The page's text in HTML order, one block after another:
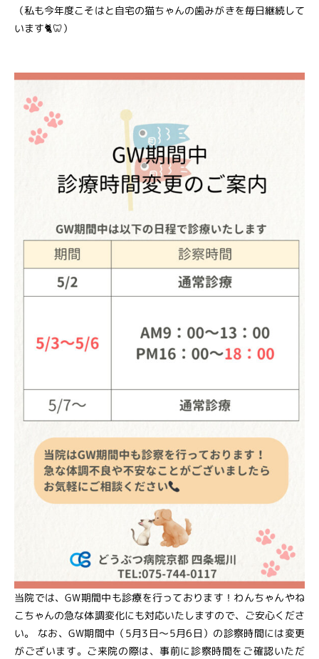
（私も今年度こそはと自宅の猫ちゃんの歯みがきを毎日継続して
います🐈️🦷）
当院では、GW期間中も診療を行っております！わんちゃんやね
こちゃんの急な体調変化にも対応いたしますので、ご安心くださ
い。 なお、GW期間中（5月3日～5月6日）の診察時間には変更
がございます。ご来院の際は、事前に診察時間をご確認いただ